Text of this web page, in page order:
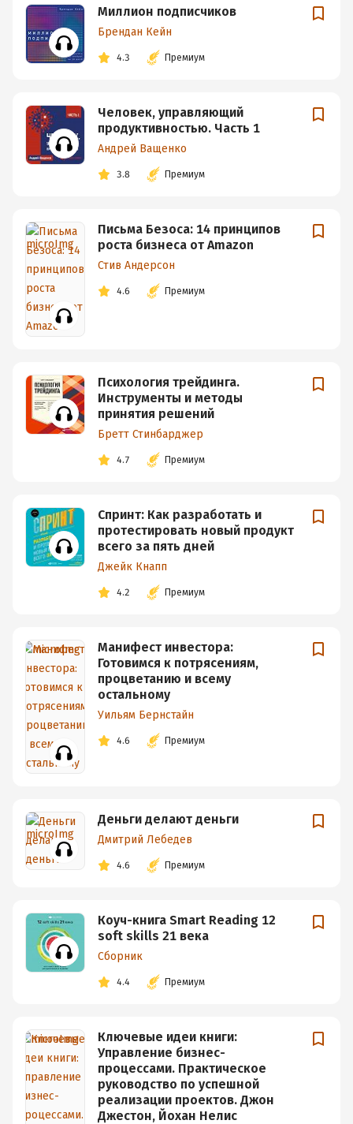
Миллион подписчиков
Брендан Кейн
4.3 Премиум
Человек, управляющий
продуктивностью. Часть 1
Андрей Ващенко
3.8 Премиум
Письма Безоса: 14 принципов
роста бизнеса от Amazon
Стив Андерсон
4.6 Премиум
Психология трейдинга.
Инструменты и методы
принятия решений
Бретт Стинбарджер
4.7 Премиум
Спринт: Как разработать и
протестировать новый продукт
всего за пять дней
Джейк Кнапп
4.2 Премиум
Манифест инвестора:
Готовимся к потрясениям,
процветанию и всему
остальному
Уильям Бернстайн
4.6 Премиум
Деньги делают деньги
Дмитрий Лебедев
4.6 Премиум
Коуч-книга Smart Reading 12
soft skills 21 века
Сборник
4.4 Премиум
Ключевые идеи книги:
Управление бизнес-
процессами. Практическое
руководство по успешной
реализации проектов. Джон
Джестон, Йохан Нелис